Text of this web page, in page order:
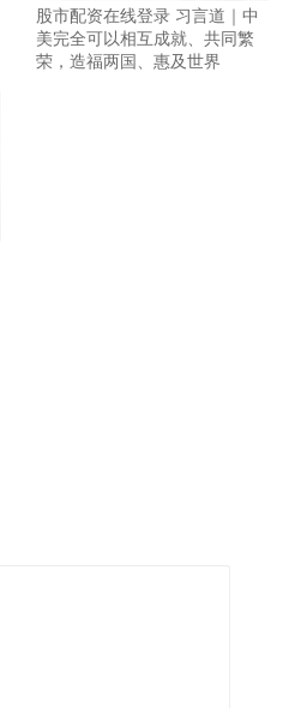
股市配资在线登录 习言道｜中
美完全可以相互成就、共同繁
荣，造福两国、惠及世界